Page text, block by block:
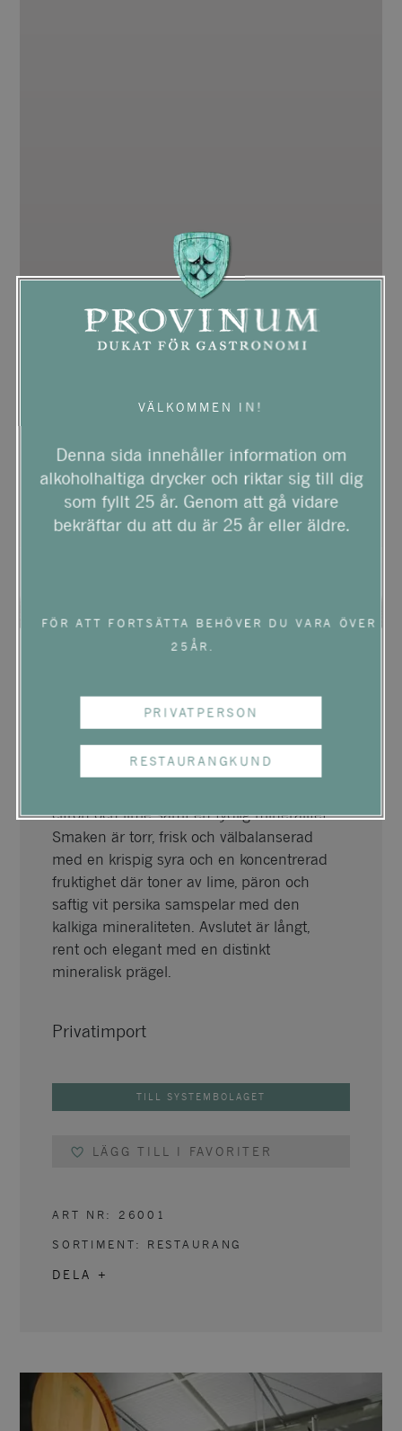
FÈVRE CHABLIS
En djup och nyanserad Chablis med en
frisk och elegant doft av mogna gröna
citron och lime samt en tydlig mineralitet.
Smaken är torr, frisk och välbalanserad
med en krispig syra och en koncentrerad
fruktighet där toner av lime, päron och
saftig vit persika samspelar med den
kalkiga mineraliteten. Avslutet är långt,
rent och elegant med en distinkt
mineralisk prägel.
Privatimport
TILL SYSTEMBOLAGET
LÄGG TILL I FAVORITER
ART NR: 26001
SORTIMENT: RESTAURANG
DELA +
VÄLKOMMEN IN!
Denna sida innehåller information om
alkoholhaltiga drycker och riktar sig till dig
som fyllt 25 år. Genom att gå vidare
bekräftar du att du är 25 år eller äldre.
FÖR ATT FORTSÄTTA BEHÖVER DU VARA ÖVER
25ÅR.
PRIVATPERSON
RESTAURANGKUND